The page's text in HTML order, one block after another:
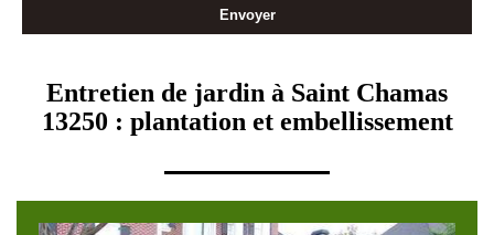
Entretien de jardin à Saint Chamas
13250 : plantation et embellissement